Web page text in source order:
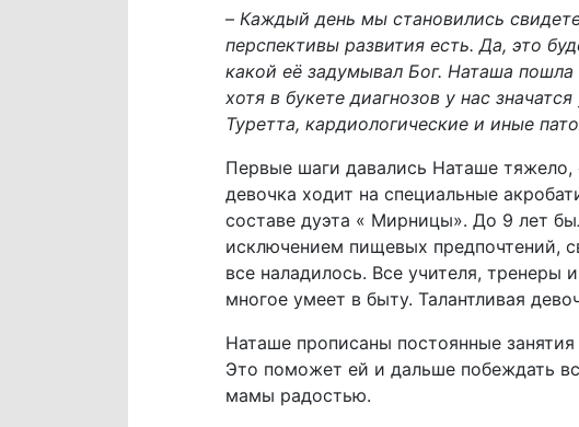
– Каждый день мы становились
перспективы развития есть. Да, это
какой еë задумывал Бог. Наташа
хотя в букете диагнозов у нас
Туретта, кардиологические и иные
Первые шаги давались Наташе тяжело,
девочка ходит на специальные
составе дуэта « Мирницы». До 9 лет
исключением пищевых предпочтений,
все наладилось. Все учителя,
многое умеет в быту. Талантливая
Наташе прописаны постоянные
Это поможет ей и дальше побеждать
мамы радостью.